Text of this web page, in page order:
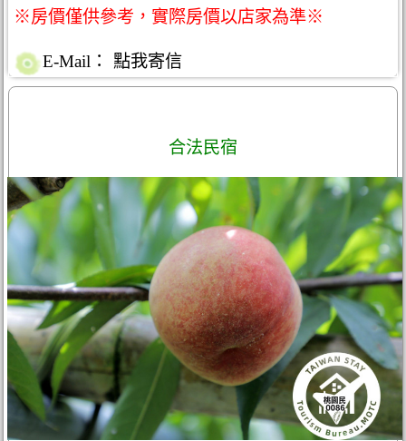
※房價僅供參考，實際房價以店家為準※
E-Mail： 點我寄信
合法民宿